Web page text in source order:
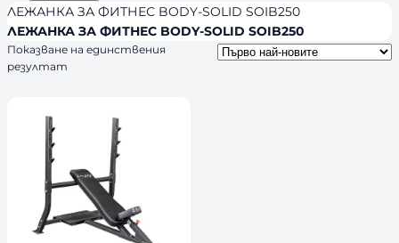
я
s
л
и
ч
н
ЛЕЖАНКА ЗА ФИТНЕС BODY-SOLID SOIB250
ЛЕЖАНКА ЗА ФИТНЕС BODY-SOLID SOIB250
Показване на единствения
резултат